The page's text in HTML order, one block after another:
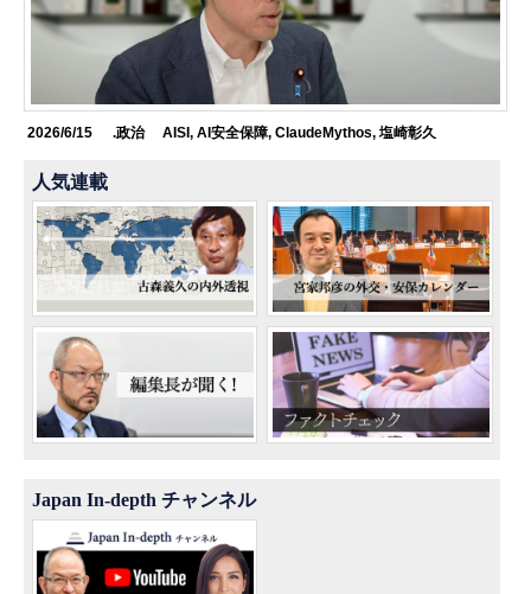
2026/6/15 .政治 AISI , AI安全保障, ClaudeMythos, 塩崎彰久
人気連載
Japan In-depth チャンネル